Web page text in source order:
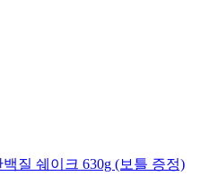
질 쉐이크 630g (보틀 증정)